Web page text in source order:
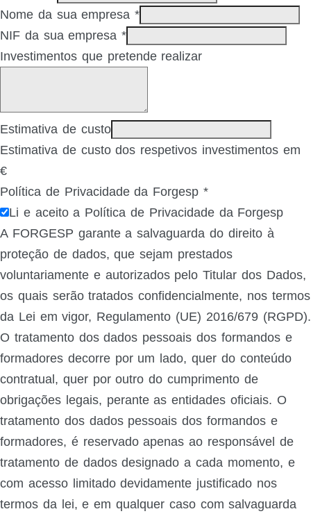
Nome da sua empresa*
NIF da sua empresa*
Investimentos que pretende realizar
Estimativa de custo
Estimativa de custo dos respetivos investimentos em
€
Política de Privacidade da Forgesp *
Li e aceito a Política de Privacidade da Forgesp
A FORGESP garante a salvaguarda do direito à
proteção de dados, que sejam prestados
voluntariamente e autorizados pelo Titular dos Dados,
os quais serão tratados confidencialmente, nos termos
da Lei em vigor, Regulamento (UE) 2016/679 (RGPD).
O tratamento dos dados pessoais dos formandos e
formadores decorre por um lado, quer do conteúdo
contratual, quer por outro do cumprimento de
obrigações legais, perante as entidades oficiais. O
tratamento dos dados pessoais dos formandos e
formadores, é reservado apenas ao responsável de
tratamento de dados designado a cada momento, e
com acesso limitado devidamente justificado nos
termos da lei, e em qualquer caso com salvaguarda